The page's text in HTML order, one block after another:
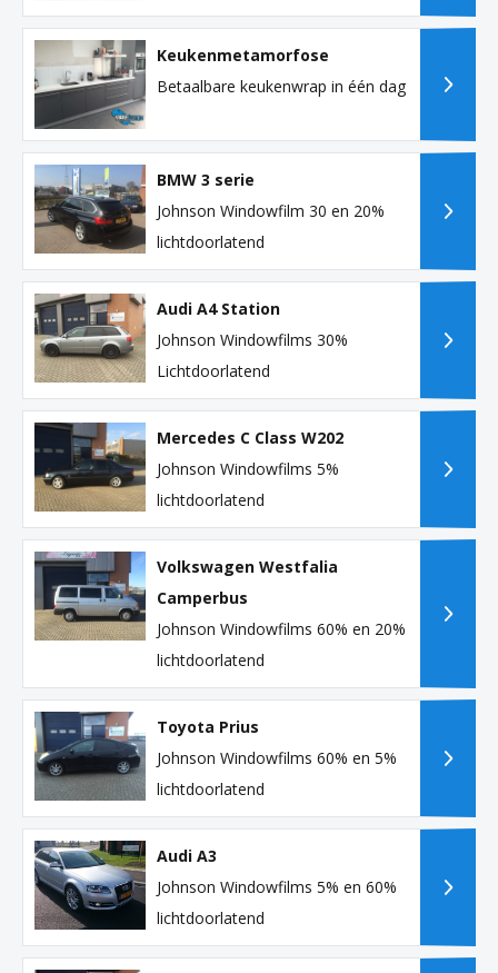
Keukenmetamorfose
Betaalbare keukenwrap in één dag
BMW 3 serie
Johnson Windowfilm 30 en 20%
lichtdoorlatend
Audi A4 Station
Johnson Windowfilms 30%
Lichtdoorlatend
Mercedes C Class W202
Johnson Windowfilms 5%
lichtdoorlatend
Volkswagen Westfalia
Camperbus
Johnson Windowfilms 60% en 20%
lichtdoorlatend
Toyota Prius
Johnson Windowfilms 60% en 5%
lichtdoorlatend
Audi A3
Johnson Windowfilms 5% en 60%
lichtdoorlatend